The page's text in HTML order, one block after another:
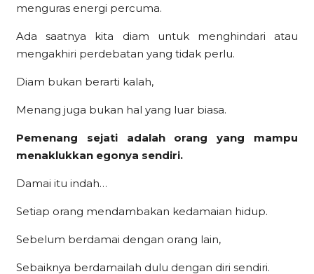
menguras energi percuma.
Ada saatnya kita diam untuk menghindari atau
mengakhiri perdebatan yang tidak perlu.
Diam bukan berarti kalah,
Menang juga bukan hal yang luar biasa.
Pemenang sejati adalah orang yang mampu
menaklukkan egonya sendiri.
Damai itu indah…
Setiap orang mendambakan kedamaian hidup.
Sebelum berdamai dengan orang lain,
Sebaiknya berdamailah dulu dengan diri sendiri.